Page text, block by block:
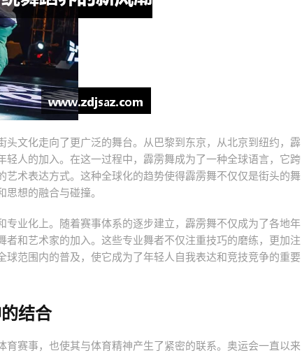
头文化走向了更广泛的舞台。从巴黎到东京，从北京到纽约，霹
轻人的加入。在这一过程中，霹雳舞成为了一种全球语言，它跨
艺术表达方式。这种全球化的趋势使得霹雳舞不仅仅是街头的舞
想的融合与碰撞。
专业化上。随着赛事体系的逐步建立，霹雳舞不仅成为了各地年
和艺术家的加入。这些专业舞者不仅注重技巧的磨练，更加注
球范围内的普及，使它成为了年轻人自我表达和竞技竞争的重要
结合
育赛事，也使其与体育精神产生了紧密的联系。奥运会一直以来